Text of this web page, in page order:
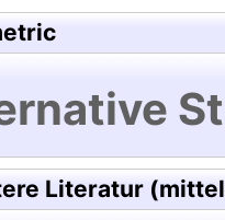
Literatur